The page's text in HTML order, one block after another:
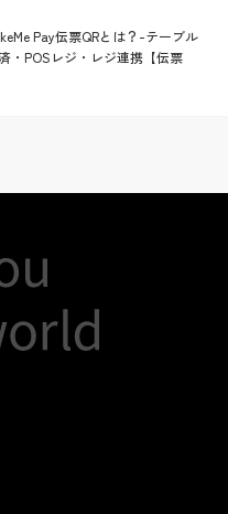
Pay伝票QRとは？-テーブル
・POSレジ・レジ連携【伝票